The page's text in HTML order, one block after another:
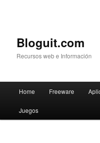
Bloguit.com
Recursos web e Información
Skip
to
Home Freeware
Juegos